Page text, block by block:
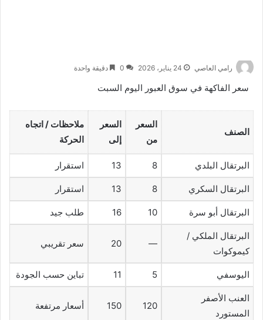
رامي العاصي 24 يناير، 2026 0 دقيقة واحدة
سعر الفاكهة في سوق العبور اليوم السبت
الصنف
السعر
من
السعر
إلى
ملاحظات / اتجاه
الحركة
البرتقال البلدي 8
13 استقرار
البرتقال السكري 8
13 استقرار
البرتقال أبو سرة 10
16 طلب جيد
البرتقال الملكي /
كيموكوات
—
20 سعر تقريبي
اليوسفي 5
11 تباين حسب الجودة
العنب الأصفر
المستورد
120
150 أسعار مرتفعة